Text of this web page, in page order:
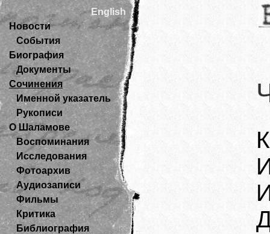
English
Новости
События
Биография
Документы
Сочинения
Именной указатель
Рукописи
О Шаламове
Воспоминания
Исследования
Фотоархив
Аудиозаписи
Фильмы
Критика
Библиография